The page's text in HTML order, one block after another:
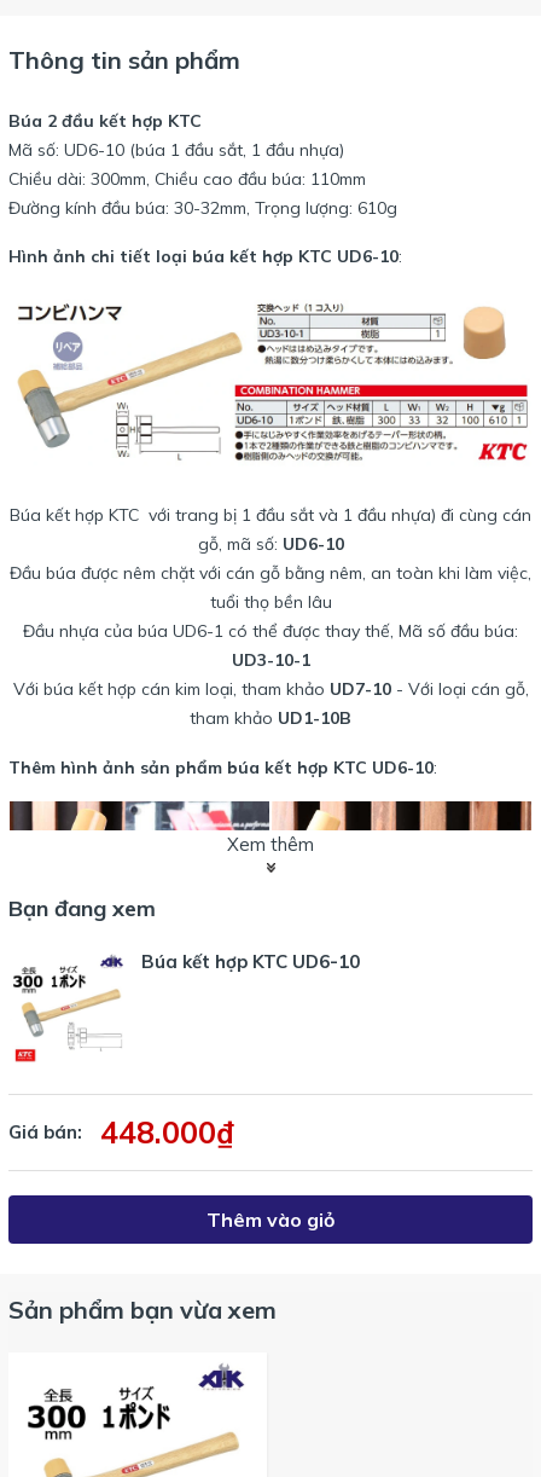
Thông tin sản phẩm
Búa 2 đầu kết hợp KTC
Mã số: UD6-10 (búa 1 đầu sắt, 1 đầu nhựa)
Chiều dài: 300mm, Chiều cao đầu búa: 110mm
Đường kính đầu búa: 30-32mm, Trọng lượng: 610g
Hình ảnh chi tiết loại búa kết hợp KTC UD6-10:
Búa kết hợp KTC với trang bị 1 đầu sắt và 1 đầu nhựa) đi cùng cán
gỗ, mã số: UD6-10
Đầu búa được nêm chặt với cán gỗ bằng nêm, an toàn khi làm việc,
tuổi thọ bền lâu
Đầu nhựa của búa UD6-1 có thể được thay thế, Mã số đầu búa:
UD3-10-1
Với búa kết hợp cán kim loại, tham khảo UD7-10- Với loại cán gỗ,
tham khảo UD1-10B
Thêm hình ảnh sản phẩm búa kết hợp KTC UD6-10:
Búa kết hợp KTC trọng lượng 610g, với cán gỗ được chêm chắc
SK4418WM,SK4518WM.
Xem thêm
Bạn đang xem
Búa kết hợp KTC UD6-10
Giá bán: 448.000₫
Thêm vào giỏ
Sản phẩm bạn vừa xem